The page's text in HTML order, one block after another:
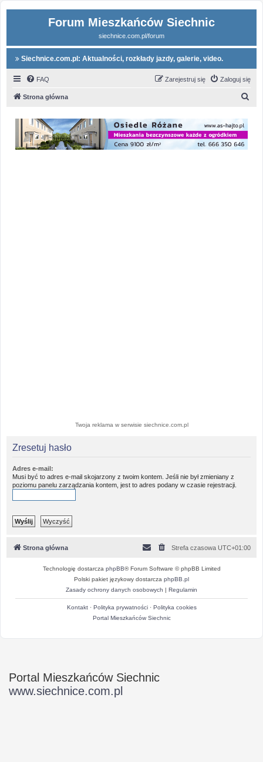
Forum Mieszkańców Siechnic
siechnice.com.pl/forum
Siechnice.com.pl: Aktualności, rozkłady jazdy, galerie, video.
FAQ Zaloguj się
Zarejestruj się
Strona główna
Twoja reklama w serwisie siechnice.com.pl
Zresetuj hasło
Adres e-mail:
Musi być to adres e-mail skojarzony z twoim kontem. Jeśli nie był zmieniany z
poziomu panelu zarządzania kontem, jest to adres podany w czasie rejestracji.
Strona główna Strefa czasowa UTC+01:00
Technologię dostarcza phpBB® Forum Software © phpBB Limited
Polski pakiet językowy dostarcza phpBB.pl
Zasady ochrony danych osobowych | Regulamin
Kontakt· Polityka prywatności· Polityka cookies
Portal Mieszkańców Siechnic
Portal Mieszkańców Siechnic
www.siechnice.com.pl